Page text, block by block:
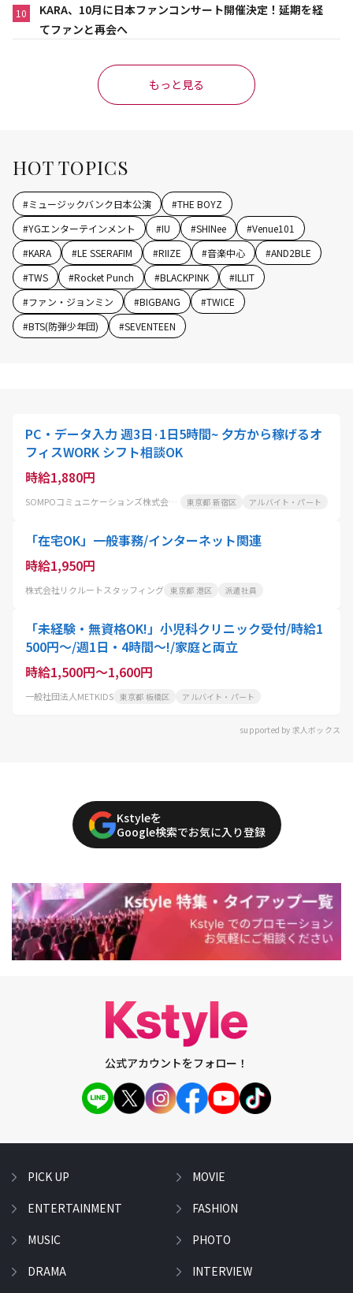
10
KARA、10月に日本ファンコンサート開催決定！延期を経
てファンと再会へ
もっと見る
HOT TOPICS
#ミュージックバンク日本公演 #THE BOYZ
#YGエンターテインメント #IU #SHINee #Venue101
#KARA #LE SSERAFIM #RIIZE #音楽中心 #AND2BLE
#TWS #Rocket Punch #BLACKPINK #ILLIT
#ファン・ジョンミン #BIGBANG #TWICE
#BTS(防弾少年団) #SEVENTEEN
PC・データ入力 週3日·1日5時間~ 夕方から稼げるオ
フィスWORK シフト相談OK
時給1,880円
SOMPOコミュニケーションズ株式会社 東京センター 東京都 新宿区 アルバイト・パート
「在宅OK」一般事務/インターネット関連
時給1,950円
株式会社リクルートスタッフィング 東京都 港区 派遣社員
「未経験・無資格OK!」小児科クリニック受付/時給1
500円～/週1日・4時間～!/家庭と両立
時給1,500円～1,600円
一般社団法人METKIDS 東京都 板橋区 アルバイト・パート
supported by 求人ボックス
Kstyleを
Google検索でお気に入り登録
公式アカウントをフォロー！
PICK UP
ENTERTAINMENT
MUSIC
DRAMA
MOVIE
FASHION
PHOTO
INTERVIEW